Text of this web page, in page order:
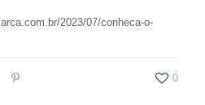
2023/07/conheca-o-
0